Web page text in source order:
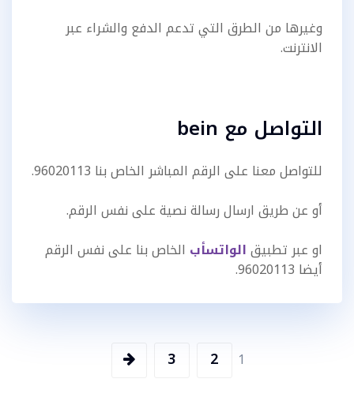
وغيرها من الطرق التي تدعم الدفع والشراء عبر
الانترنت.
التواصل مع bein
للتواصل معنا على الرقم المباشر الخاص بنا 96020113.
أو عن طريق ارسال رسالة نصية على نفس الرقم.
او عبر تطبيقالواتسأب الخاص بنا على نفس الرقم
أيضا 96020113.
1
2
3